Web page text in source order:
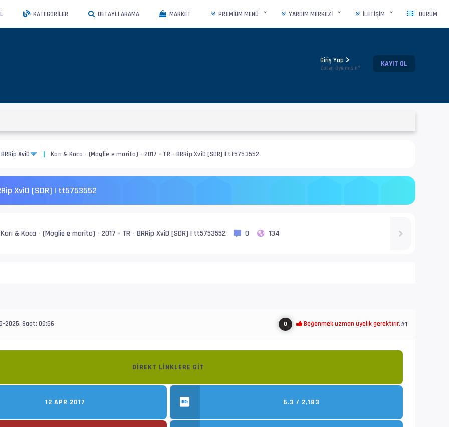
KATEGORILER DETAYLI ARAMA MARKET PREMIUM MENÜ YARDIM MERKEZI İLETIŞIM DURUM
Giriş Yap
Zaten üye misin? KAYIT OL
BRRip XviD Karı & Koca - (Moglie e marito) - 2017 - TR - BRRip XviD [SDR] | tt5753552
XviD [SDR] | tt5753552
Karı & Koca - (Moglie e marito) - 2017 - TR - BRRip XviD [SDR] | tt5753552 0 134
2025, Saat: 09:56 0 Beğenmek uzman üyelik gerektirir.#1
DIREKT LINKLERE GIT
12 APR 2017 6.3 / 2,183